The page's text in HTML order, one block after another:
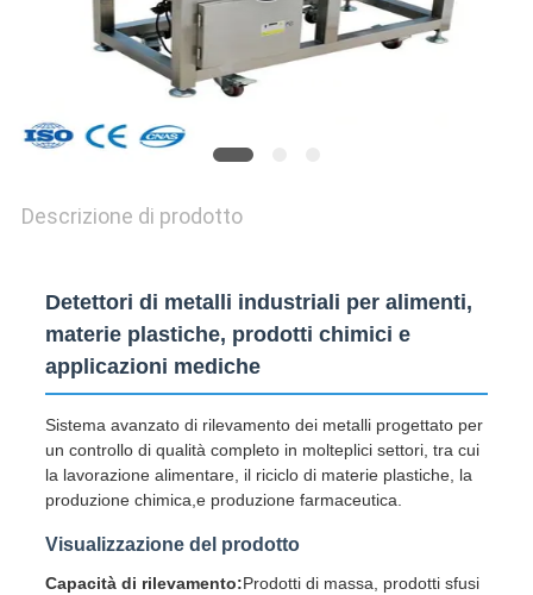
Descrizione di prodotto
Detettori di metalli industriali per alimenti,
materie plastiche, prodotti chimici e
applicazioni mediche
Sistema avanzato di rilevamento dei metalli progettato per
un controllo di qualità completo in molteplici settori, tra cui
la lavorazione alimentare, il riciclo di materie plastiche, la
produzione chimica,e produzione farmaceutica.
Visualizzazione del prodotto
Capacità di rilevamento:Prodotti di massa, prodotti sfusi